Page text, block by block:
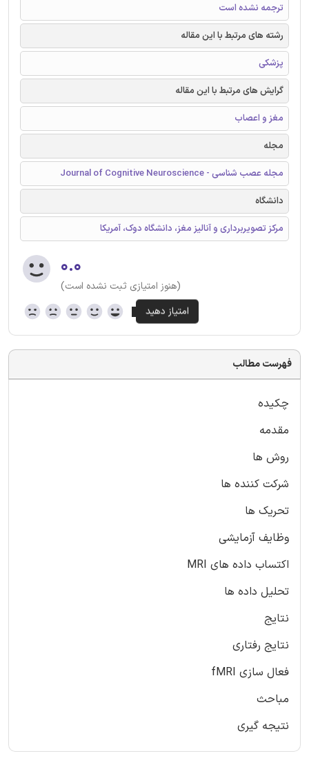
ترجمه نشده است
رشته های مرتبط با این مقاله
پزشکی
گرایش های مرتبط با این مقاله
مغز و اعصاب
مجله
مجله عصب شناسی - Journal of Cognitive Neuroscience
دانشگاه
مرکز تصویربرداری و آنالیز مغز، دانشگاه دوک، آمریکا
۰.۰
(هنوز امتیازی ثبت نشده است)
فهرست مطالب
چکیده
مقدمه
روش ها
شرکت کننده ها
تحریک ها
وظایف آزمایشی
اکتساب داده های MRI
تحلیل داده ها
نتایج
نتایج رفتاری
فعال سازی fMRI
مباحث
نتیجه گیری